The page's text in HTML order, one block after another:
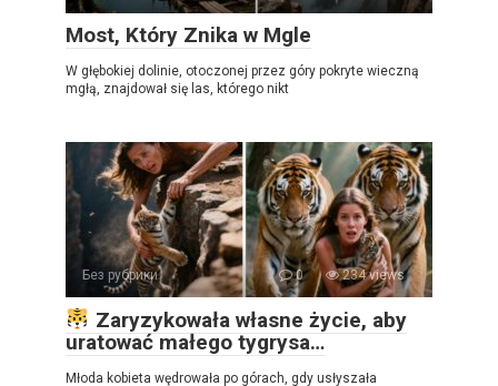
Most, Który Znika w Mgle
W głębokiej dolinie, otoczonej przez góry pokryte wieczną
mgłą, znajdował się las, którego nikt
Без рубрики 0 234 views
Zaryzykowała własne życie, aby
uratować małego tygrysa…
Młoda kobieta wędrowała po górach, gdy usłyszała